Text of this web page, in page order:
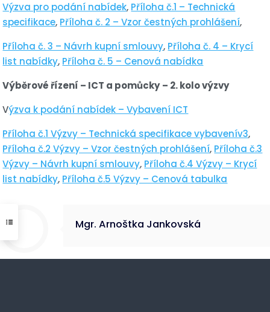
Výzva pro podání nabídek, Příloha č.1 – Technická
specifikace, Příloha č. 2 – Vzor čestných prohlášení,
Příloha č. 3 – Návrh kupní smlouvy, Příloha č. 4 – Krycí
list nabídky, Příloha č. 5 – Cenová nabídka
Výběrové řízení – ICT a pomůcky – 2. kolo výzvy
Výzva k podání nabídek – Vybavení ICT
Příloha č.1 Výzvy – Technická specifikace vybavenív3,
Příloha č.2 Výzvy – Vzor čestných prohlášení, Příloha č.3
Výzvy – Návrh kupní smlouvy, Příloha č.4 Výzvy – Krycí
list nabídky, Příloha č.5 Výzvy – Cenová tabulka
Mgr. Arnoštka Jankovská